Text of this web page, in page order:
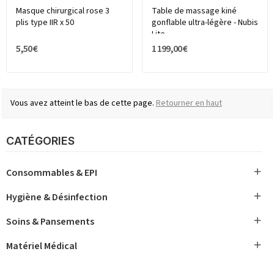
CATÉGORIES
Consommables & EPI 
Hygiène & Désinfection 
Soins & Pansements 
Matériel Médical 
Masque chirurgical rose 3
plis type IIR x 50
5,50 €
Table de massage kiné
gonflable ultra-légère - Nubis
Lite
1 199,00 €
Vous avez atteint le bas de cette page.Retourner en haut